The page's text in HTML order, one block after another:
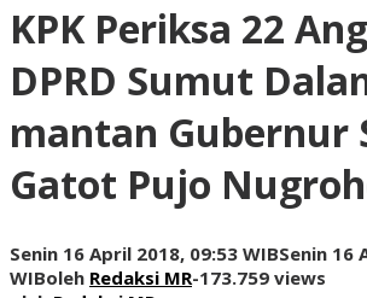
KPK Periksa 22
DPRD Sumut
mantan Gubernur
Gatot Pujo
Senin 16 April 2018, 09:53 WIBSenin 16
WIBoleh Redaksi MR-173.759 views